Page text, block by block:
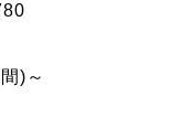
)～